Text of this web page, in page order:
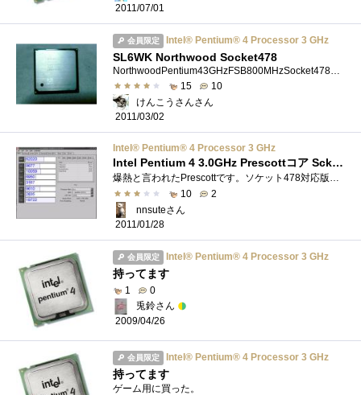
2011/07/01
会員限定 Intel® Pentium® 4 Processor 3 GHz
SL6WK Northwood Socket478
15
10
けんこうさんさん
2011/03/02
Intel® Pentium® 4 Processor 3 GHz
Intel Pentium 4 3.0GHz Prescottコア Scket478版 熱かった
爆熱と言われたPrescottです。ソケット478対応版。通常、このCPUは3.0EGHzと表記されますが、このCPUはE無しバージョンです。このコアは発売前に、CPU�...
10
2
nnsuteさん
2011/01/28
会員限定 Intel® Pentium® 4 Processor 3 GHz
持ってます
1
0
兎鈴さん
2009/04/26
会員限定 Intel® Pentium® 4 Processor 3 GHz
持ってます
ゲーム用に買った。